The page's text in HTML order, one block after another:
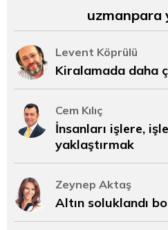
uzmanpara
Levent Köprülü
Kiralamada daha
Cem Kılıç
İnsanları işlere,
yaklaştırmak
Zeynep Aktaş
Altın soluklandı